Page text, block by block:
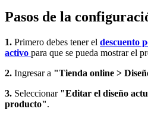
Pasos de la
1. Primero debes tener el descuento
activo para que se pueda mostrar el
2. Ingresar a "Tienda online >
3. Seleccionar "Editar el diseño
producto".